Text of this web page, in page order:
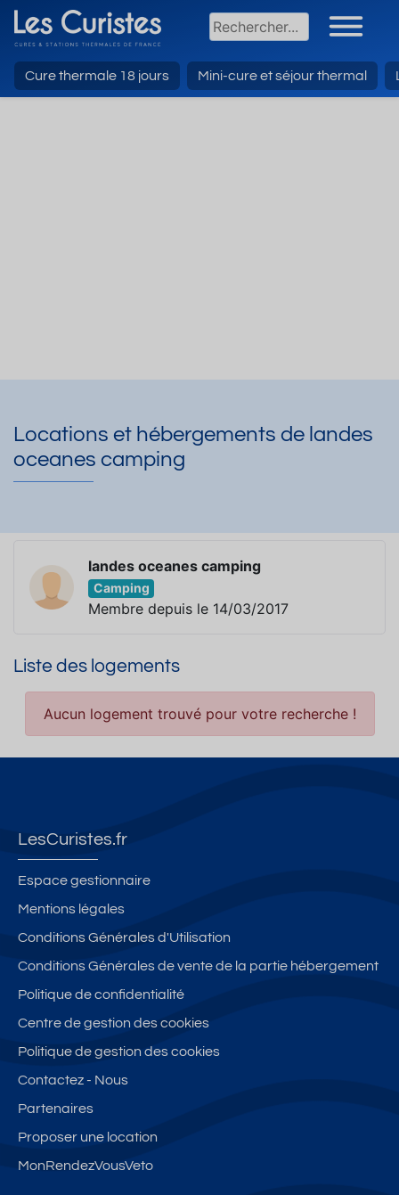
Cure thermale 18 jours Mini-cure et séjour thermal
Locations et hébergements de landes
oceanes camping
landes oceanes camping
Camping
Membre depuis le 14/03/2017
Liste des logements
Aucun logement trouvé pour votre recherche !
LesCuristes.fr
Espace gestionnaire
Mentions légales
Conditions Générales d'Utilisation
Conditions Générales de vente de la partie hébergement
Politique de confidentialité
Centre de gestion des cookies
Politique de gestion des cookies
Contactez - Nous
Partenaires
Proposer une location
MonRendezVousVeto